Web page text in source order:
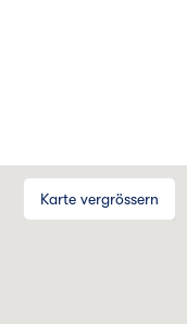
Karte vergrössern